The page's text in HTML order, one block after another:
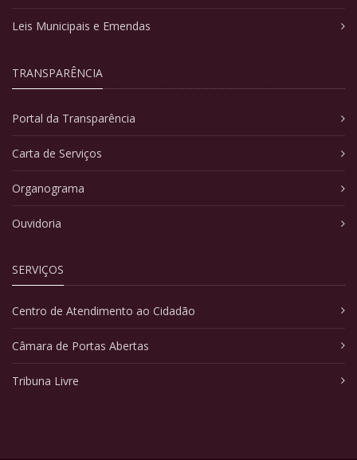
Leis Municipais e Emendas
TRANSPARÊNCIA
Portal da Transparência
Carta de Serviços
Organograma
Ouvidoria
SERVIÇOS
Centro de Atendimento ao Cidadão
Câmara de Portas Abertas
Tribuna Livre